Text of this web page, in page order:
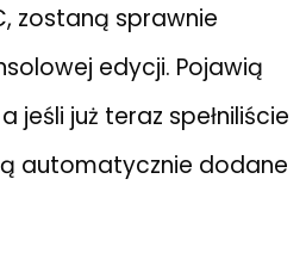
zostaną sprawnie
edycji. Pojawią
jeśli już teraz spełniliście
automatycznie dodane